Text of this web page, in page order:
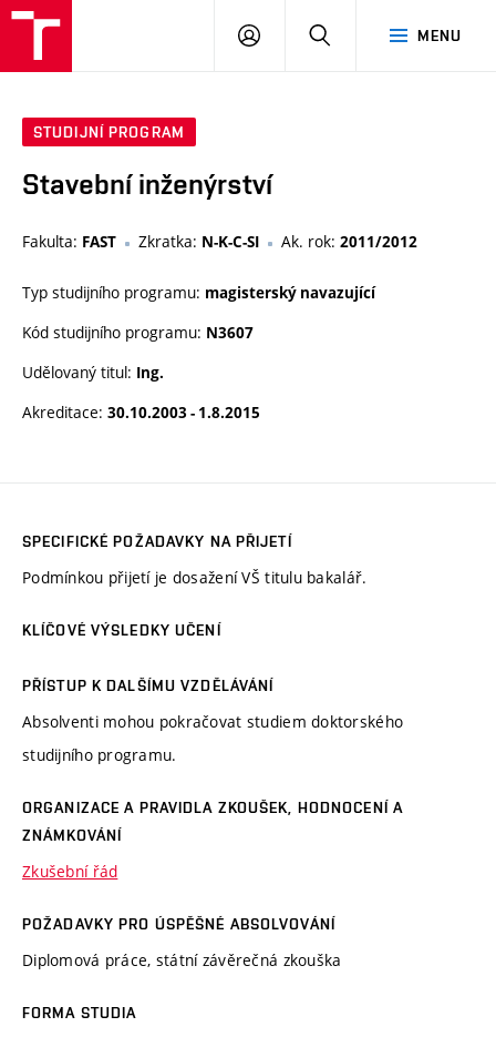
MENU
PŘIHLÁSIT
STUDIJNÍ PROGRAM
Stavební inženýrství
Fakulta: FAST Zkratka: N-K-C-SI Ak. rok: 2011/2012
Typ studijního programu: magisterský navazující
Kód studijního programu: N3607
Udělovaný titul: Ing.
Akreditace: 30.10.2003 - 1.8.2015
SPECIFICKÉ POŽADAVKY NA PŘIJETÍ
Podmínkou přijetí je dosažení VŠ titulu bakalář.
KLÍČOVÉ VÝSLEDKY UČENÍ
PŘÍSTUP K DALŠÍMU VZDĚLÁVÁNÍ
Absolventi mohou pokračovat studiem doktorského
studijního programu.
ORGANIZACE A PRAVIDLA ZKOUŠEK, HODNOCENÍ A
ZNÁMKOVÁNÍ
Zkušební řád
POŽADAVKY PRO ÚSPĚŠNÉ ABSOLVOVÁNÍ
Diplomová práce, státní závěrečná zkouška
FORMA STUDIA